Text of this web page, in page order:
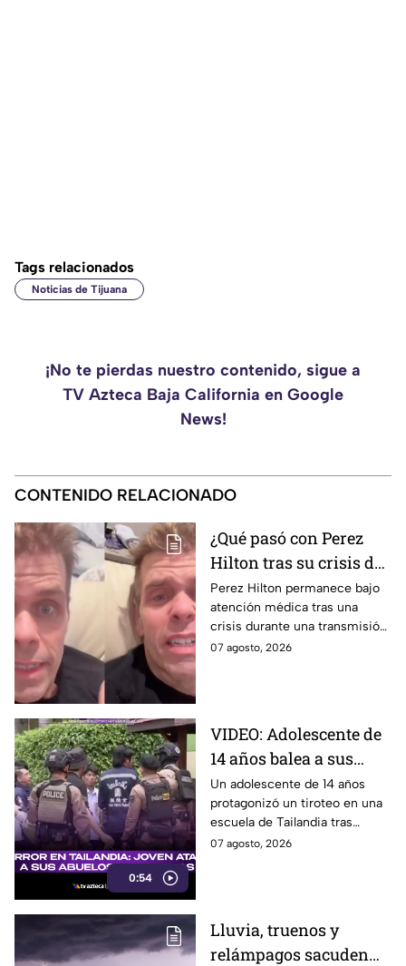
Tags relacionados
Noticias de Tijuana
¡No te pierdas nuestro contenido, sigue a
TV Azteca Baja California en Google
News!
CONTENIDO RELACIONADO
¿Qué pasó con Perez
Hilton tras su crisis de
salud en vivo? Su
familia revela nuevos
detalles sobre su
recuperación | VIDEO
Perez Hilton permanece bajo
atención médica tras una
crisis durante una transmisión
en vivo; su familia informó
07 agosto, 2026
0:54
VIDEO: Adolescente de
14 años balea a sus
abuelos y luego tirotea
su escuela, dejando
siete muertos y 15
heridos
Un adolescente de 14 años
protagonizó un tiroteo en una
escuela de Tailandia tras
presuntamente atacar primero
07 agosto, 2026
Lluvia, truenos y
relámpagos sacuden